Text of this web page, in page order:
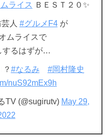
ライス ＢＥＳＴ２０✨
人 #グルメF4が
ムライスで
するはずが…
？ #なるみ
#岡村隆史
nuS92mEx9h
TV (@sugirutv) May 29,